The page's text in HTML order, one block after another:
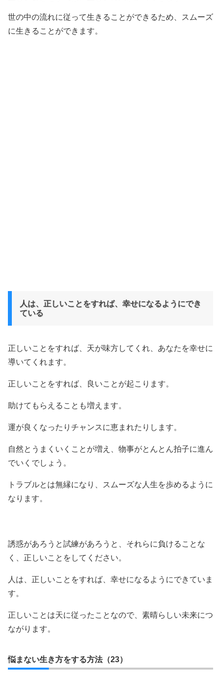
世の中の流れに従って生きることができるため、スムーズ
に生きることができます。
人は、正しいことをすれば、幸せになるようにでき
ている
正しいことをすれば、天が味方してくれ、あなたを幸せに
導いてくれます。
正しいことをすれば、良いことが起こります。
助けてもらえることも増えます。
運が良くなったりチャンスに恵まれたりします。
自然とうまくいくことが増え、物事がとんとん拍子に進ん
でいくでしょう。
トラブルとは無縁になり、スムーズな人生を歩めるように
なります。
誘惑があろうと試練があろうと、それらに負けることな
く、正しいことをしてください。
人は、正しいことをすれば、幸せになるようにできていま
す。
正しいことは天に従ったことなので、素晴らしい未来につ
ながります。
悩まない生き方をする方法（23）